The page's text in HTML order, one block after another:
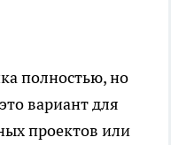
полностью, но
вариант для
проектов или